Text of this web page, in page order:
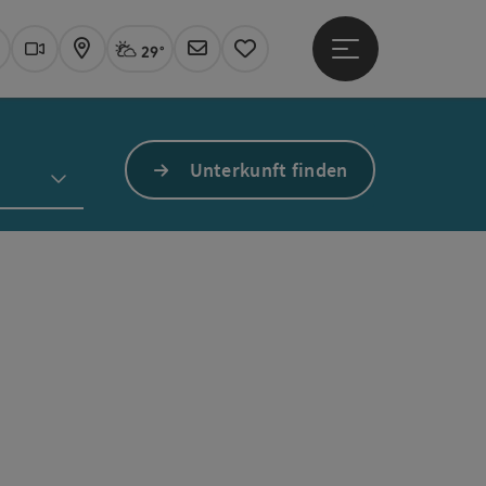
Webcams
KarteAktuelles Wetter Linz, stark bewölkt
29°
Newsletter
Merkzettel
Hauptmenü öffnen
Unterkunft finden